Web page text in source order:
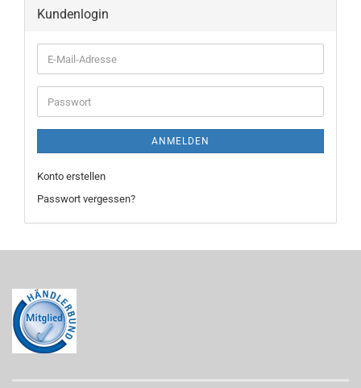
Kundenlogin
E-
Mail-
Adresse
Passwort
ANMELDEN
Konto erstellen
Passwort vergessen?